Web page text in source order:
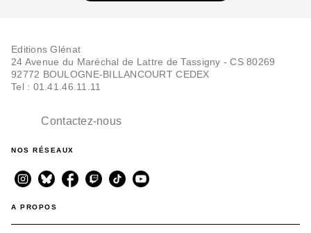
Editions Glénat
24 Avenue du Maréchal de Lattre de Tassigny - CS 80269
92772 BOULOGNE-BILLANCOURT CEDEX
Tel : 01.41.46.11.11
Contactez-nous
NOS RÉSEAUX
A PROPOS